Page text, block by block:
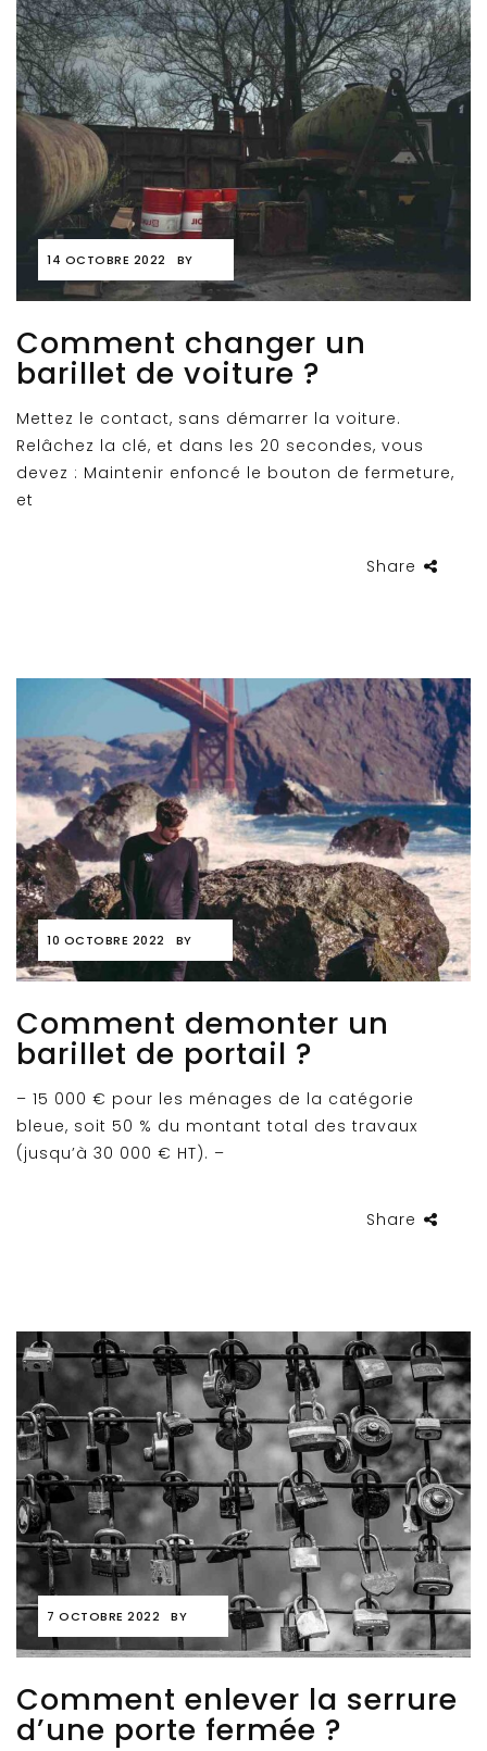
14 OCTOBRE 2022 BY
Comment changer un
barillet de voiture ?
Mettez le contact, sans démarrer la voiture.
Relâchez la clé, et dans les 20 secondes, vous
devez : Maintenir enfoncé le bouton de fermeture,
et
Share
10 OCTOBRE 2022 BY
Comment demonter un
barillet de portail ?
– 15 000 € pour les ménages de la catégorie
bleue, soit 50 % du montant total des travaux
(jusqu’à 30 000 € HT). –
Share
7 OCTOBRE 2022 BY
Comment enlever la serrure
d’une porte fermée ?